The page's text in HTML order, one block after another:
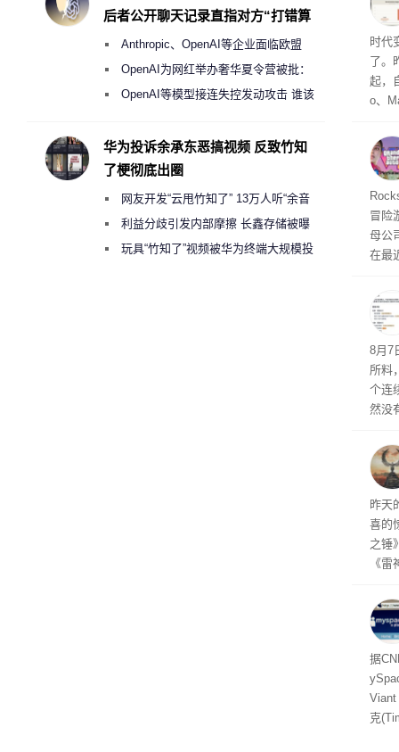
与西
时代
了。
起，
o、
和
命令
起
防御
气将
发效
期
冒险
母公
在最
ss
悄
8月7
所料
个连
然没
有
着——
线
昨天
喜的
之锤
《
ox
出震
据
Viant
克
后者公开聊天记录直指对方“打错算
Anthropic、OpenAI等企业面临欧盟
《人工智能法案》全新执法权限审查
OpenAI为网红举办奢华夏令营被批：
2000美元一晚 遭讽“反乌托邦”
OpenAI等模型接连失控发动攻击 谁该
华为投诉余承东恶搞视频 反致竹知
了梗彻底出圈
网友开发“云甩竹知了” 13万人听“余音
绕梁”利益分歧引发内部摩擦 长鑫存储被曝
曾将华为驻场工程师驱逐出研发基地
玩具“竹知了”视频被华为终端大规模投